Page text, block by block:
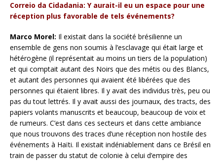
Correio da Cidadania: Y aurait-il eu un espace pour une
réception plus favorable de tels événements?
Marco Morel: Il existait dans la société brésilienne un
ensemble de gens non soumis à l’esclavage qui était large et
hétérogène (il représentait au moins un tiers de la population)
et qui comptait autant des Noirs que des métis ou des Blancs,
et autant des personnes qui avaient été libérées que des
personnes qui étaient libres. Il y avait des individus très, peu ou
pas du tout lettrés. Il y avait aussi des journaux, des tracts, des
papiers volants manuscrits et beaucoup, beaucoup de voix et
de rumeurs. C’est dans ces secteurs et dans cette ambiance
que nous trouvons des traces d’une réception non hostile des
événements à Haïti. Il existait indéniablement dans ce Brésil en
train de passer du statut de colonie à celui d’empire des